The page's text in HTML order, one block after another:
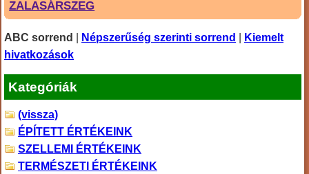
ZALASÁRSZEG
ABC sorrend Népszerűség szerinti sorrend
Kiemelt
hivatkozások
Kategóriák
(vissza)
ÉPÍTETT ÉRTÉKEINK
SZELLEMI ÉRTÉKEINK
TERMÉSZETI ÉRTÉKEINK